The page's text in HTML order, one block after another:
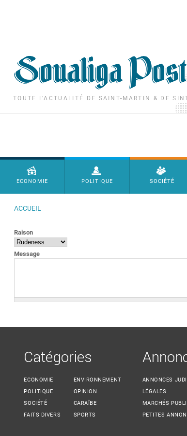
TOUTE L'ACTUALITÉ DE SAINT-MARTIN & DE
Menu principal
ECONOMIE POLITIQUE SOCIÉTÉ
ACCUEIL
Raison
Message
Catégories
ECONOMIE
POLITIQUE
SOCIÉTÉ
FAITS DIVERS
ENVIRONNEMENT
OPINION
CARAÏBE
SPORTS
ANNONCES
LÉGALES
MARCHÉS
PETITES